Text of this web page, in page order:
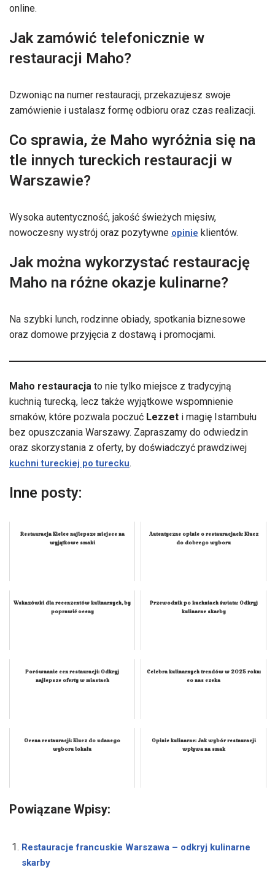
online.
Jak zamówić telefonicznie w
restauracji Maho?
Dzwoniąc na numer restauracji, przekazujesz swoje
zamówienie i ustalasz formę odbioru oraz czas realizacji.
Co sprawia, że Maho wyróżnia się na
tle innych tureckich restauracji w
Warszawie?
Wysoka autentyczność, jakość świeżych mięsiw,
nowoczesny wystrój oraz pozytywne opinie klientów.
Jak można wykorzystać restaurację
Maho na różne okazje kulinarne?
Na szybki lunch, rodzinne obiady, spotkania biznesowe
oraz domowe przyjęcia z dostawą i promocjami.
Maho restauracja to nie tylko miejsce z tradycyjną
kuchnią turecką, lecz także wyjątkowe wspomnienie
smaków, które pozwala poczuć Lezzet i magię Istambułu
bez opuszczania Warszawy. Zapraszamy do odwiedzin
oraz skorzystania z oferty, by doświadczyć prawdziwej
kuchni tureckiej po turecku.
Inne posty:
Restauracja Kielce najlepsze miejsce na
wyjątkowe smaki
Autentyczne opinie o restauracjach: Klucz
do dobrego wyboru
Wskazówki dla recenzentów kulinarnych, by
poprawić oceny
Przewodnik po kuchniach świata: Odkryj
kulinarne skarby
Porównanie cen restauracji: Odkryj
najlepsze oferty w miastach
Celebra kulinarnych trendów w 2025 roku:
co nas czeka
Ocena restauracji: Klucz do udanego
wyboru lokalu
Opinie kulinarne: Jak wybór restauracji
wpływa na smak
Powiązane Wpisy:
Restauracje francuskie Warszawa – odkryj kulinarne
skarby